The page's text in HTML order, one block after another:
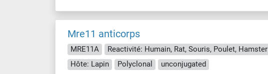
Mre11 anticorps
MRE11A Reactivité: Humain, Rat, Souris, Poulet, Hamster
Hôte: Lapin
Polyclonal unconjugated